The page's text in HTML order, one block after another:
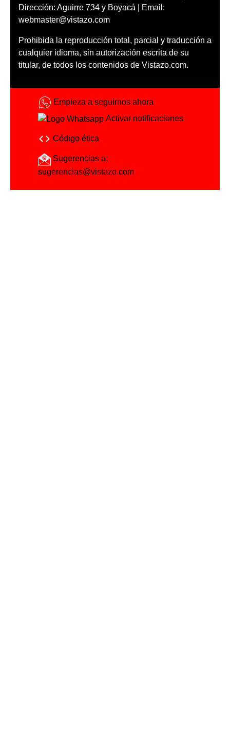
Dirección: Aguirre 734 y Boyacá | Email:
webmaster@vistazo.com
Prohibida la reproducción total, parcial y traducción a
cualquier idioma, sin autorización escrita de su
titular, de todos los contenidos de Vistazo.com.
Empieza a seguirnos ahora
Activar notificaciones
Código ética
Sugerencias a:
sugerencias@vistazo.com